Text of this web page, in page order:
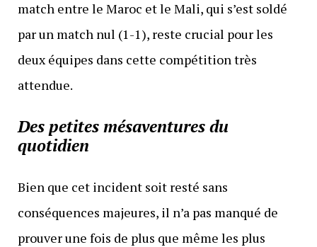
match entre le Maroc et le Mali, qui s’est soldé
par un match nul (1-1), reste crucial pour les
deux équipes dans cette compétition très
attendue.
Des petites mésaventures du
quotidien
Bien que cet incident soit resté sans
conséquences majeures, il n’a pas manqué de
prouver une fois de plus que même les plus